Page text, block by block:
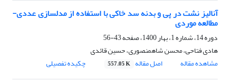
آنالیز نشت در پی و بدنه سد خاکی با استفاده از مدلسازی عددی-
مطالعه موردی
دوره 14، شماره 1، بهار 1400، صفحه
43-56
هادی فتاحی، محسن شاهمنصوری، حسین قائدی
مشاهده مقاله
اصل مقاله 557.05 K چکیده تفصیلی